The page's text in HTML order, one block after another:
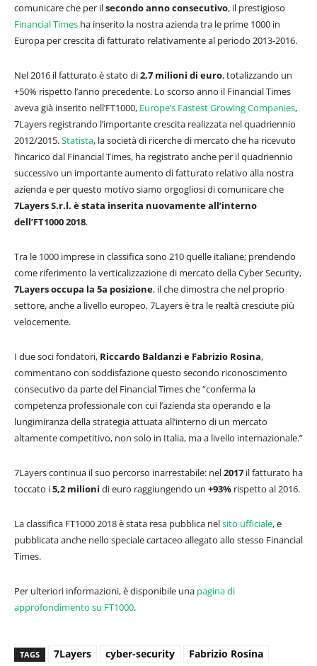
comunicare che per ilsecondo anno consecutivo, il prestigioso
Financial Times ha inserito la nostra azienda tra le prime 1000 in
Europa per crescita di fatturato relativamente al periodo 2013-2016.
Nel 2016 il fatturato è stato di2,7 milioni di euro, totalizzando un
+50% rispetto l’anno precedente. Lo scorso anno il Financial Times
aveva già inserito nell’FT1000, Europe’s Fastest Growing Companies,
7Layers registrando l’importante crescita realizzata nel quadriennio
2012/2015.Statista, la società di ricerche di mercato che ha ricevuto
l’incarico dal Financial Times, ha registrato anche per il quadriennio
successivo un importante aumento di fatturato relativo alla nostra
azienda e per questo motivo siamo orgogliosi di comunicare che
7Layers S.r.l. è stata inserita nuovamente all’interno
dell’FT1000 2018.
Tra le 1000 imprese in classifica sono 210 quelle italiane; prendendo
come riferimento la verticalizzazione di mercato della Cyber Security,
7Layers occupa la 5a posizione, il che dimostra che nel proprio
settore, anche a livello europeo, 7Layers è tra le realtà cresciute più
velocemente.
I due soci fondatori, Riccardo Baldanzi e Fabrizio Rosina,
commentano con soddisfazione questo secondo riconoscimento
consecutivo da parte del Financial Times che “conferma la
competenza professionale con cui l’azienda sta operando e la
lungimiranza della strategia attuata all’interno di un mercato
altamente competitivo, non solo in Italia, ma a livello internazionale.”
7Layers continua il suo percorso inarrestabile: nel2017 il fatturato ha
toccato i5,2 milioni di euro raggiungendo un +93% rispetto al 2016.
La classifica FT1000 2018 è stata resa pubblica nelsito ufficiale, e
pubblicata anche nello speciale cartaceo allegato allo stesso Financial
Times.
Per ulteriori informazioni, è disponibile una pagina di
approfondimento su FT1000.
TAGS 7Layers cyber-security
Fabrizio Rosina